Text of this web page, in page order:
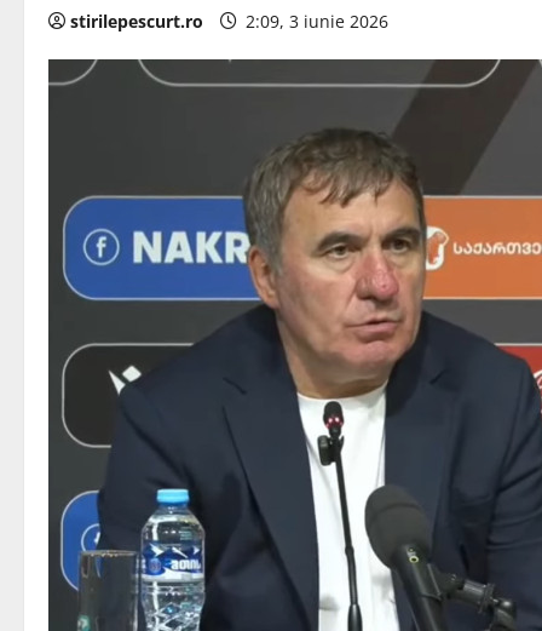
stirilepescurt.ro 2:09, 3 iunie 2026